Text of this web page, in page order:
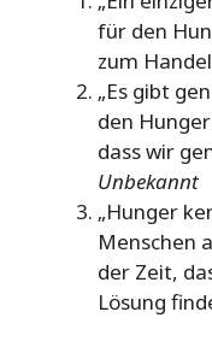
für den
zum
„Es gibt
den
dass wir
Unbekannt
„Hunger
Menschen
der Zeit,
Lösung